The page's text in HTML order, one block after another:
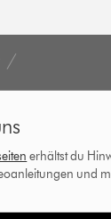
erhältst du
und